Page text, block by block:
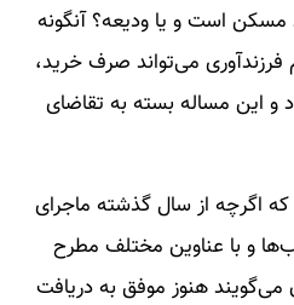
مسکن است و یا ودیعه؟ آنگونه
فرزندآوری می‌تواند صرف خرید،
این مساله بسته به تقاضای
اگرچه از سال گذشته ماجرای
و با عناوین مختلف مطرح
می‌گویند هنوز موفق به دریافت